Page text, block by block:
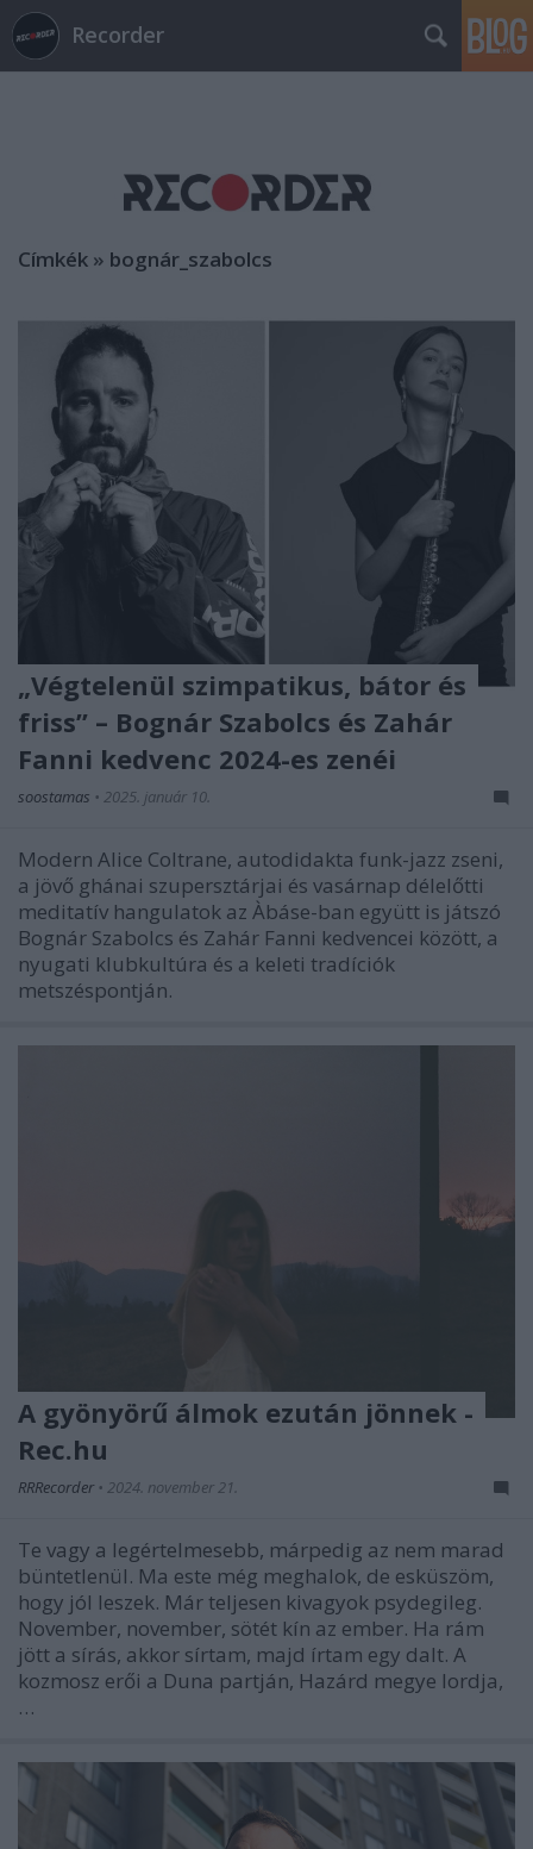
Recorder
Címkék » bognár_szabolcs
„Végtelenül szimpatikus, bátor és
friss” – Bognár Szabolcs és Zahár
Fanni kedvenc 2024-es zenéi
soostamas • 2025. január 10.
Modern Alice Coltrane, autodidakta funk-jazz zseni,
a jövő ghánai szupersztárjai és vasárnap délelőtti
meditatív hangulatok az Àbáse-ban együtt is játszó
Bognár Szabolcs és Zahár Fanni kedvencei között, a
nyugati klubkultúra és a keleti tradíciók
metszéspontján.
A gyönyörű álmok ezután jönnek -
Rec.hu
RRRecorder • 2024. november 21.
Te vagy a legértelmesebb, márpedig az nem marad
büntetlenül. Ma este még meghalok, de esküszöm,
hogy jól leszek. Már teljesen kivagyok psydegileg.
November, november, sötét kín az ember. Ha rám
jött a sírás, akkor sírtam, majd írtam egy dalt. A
kozmosz erői a Duna partján, Hazárd megye lordja,
…